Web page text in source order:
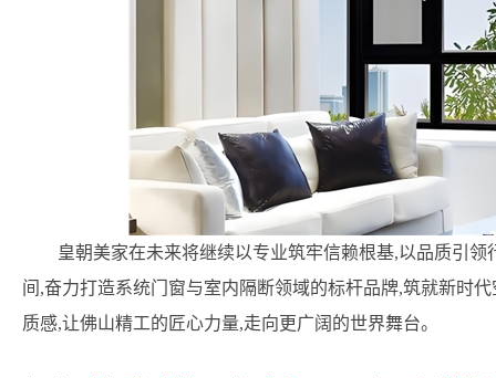
皇朝美家在未来将继续以专业筑牢信赖根基,以品质引
间,奋力打造系统门窗与室内隔断领域的标杆品牌,筑就新时
质感,让佛山精工的匠心力量,走向更广阔的世界舞台。